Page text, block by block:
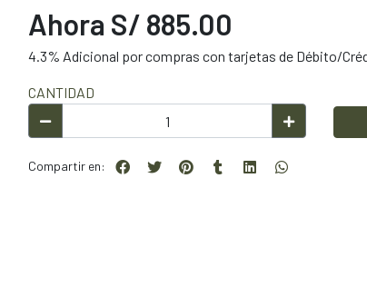
Ahora S/ 885.00
4.3% Adicional por compras con tarjetas de Débito/
CANTIDAD
Compartir en: